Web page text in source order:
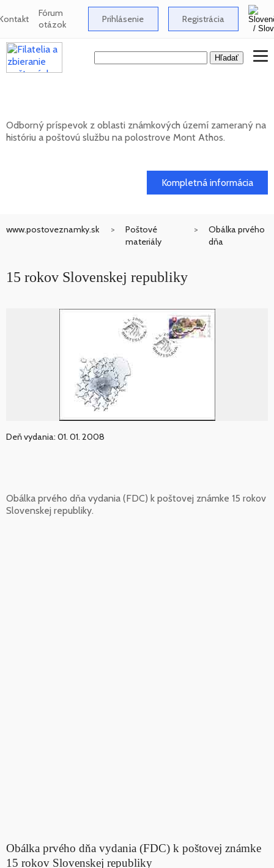
Fórum
otázok Prihlásenie Registrácia
Odborný príspevok z oblasti známkových území zameraný na
históriu a poštovú službu na polostrove Mont Athos.
Kompletná informácia
www.postoveznamky.sk
Poštové
materiály
Obálka prvého
dňa
15 rokov Slovenskej republiky
Deň vydania: 01. 01. 2008
Obálka prvého dňa vydania (FDC) k poštovej známke 15 rokov
Slovenskej republiky.
Obálka prvého dňa vydania (FDC) k poštovej známke
15 rokov Slovenskej republiky